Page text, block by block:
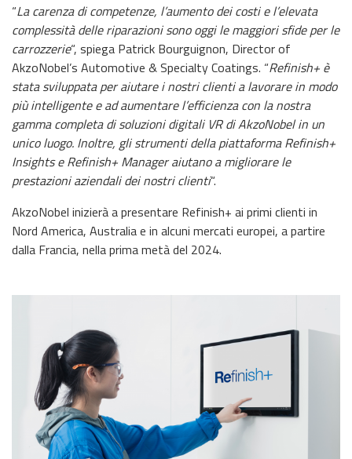
“La carenza di competenze, l’aumento dei costi e l’elevata
complessità delle riparazioni sono oggi le maggiori sfide per le
carrozzerie“, spiega Patrick Bourguignon, Director of
AkzoNobel’s Automotive & Specialty Coatings. “Refinish+ è
stata sviluppata per aiutare i nostri clienti a lavorare in modo
più intelligente e ad aumentare l’efficienza con la nostra
gamma completa di soluzioni digitali VR di AkzoNobel in un
unico luogo. Inoltre, gli strumenti della piattaforma Refinish+
Insights e Refinish+ Manager aiutano a migliorare le
prestazioni aziendali dei nostri clienti“.
AkzoNobel inizierà a presentare Refinish+ ai primi clienti in
Nord America, Australia e in alcuni mercati europei, a partire
dalla Francia, nella prima metà del 2024.